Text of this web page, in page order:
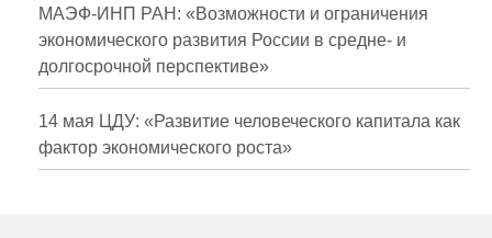
Научная жизнь
Издания
Проблемы прогнозирования
О журнале
МАЭФ-ИНП РАН: «Возможности и ограничения
экономического развития России в средне- и
долгосрочной перспективе»
14 мая ЦДУ: «Развитие человеческого капитала как
фактор экономического роста»